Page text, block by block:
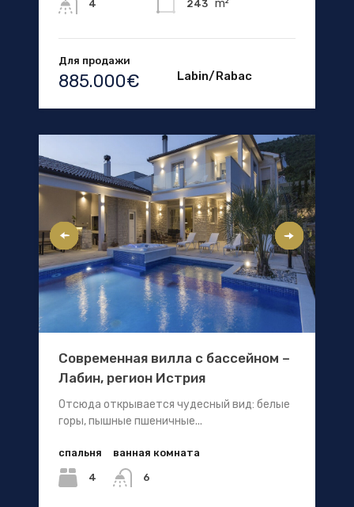
4 243 m²
Для продажи
885.000€ Labin/Rabac
Современная вилла с бассейном –
Лабин, регион Истрия
Отсюда открывается чудесный вид: белые
горы, пышные пшеничные...
спальня
4
ванная комната
6